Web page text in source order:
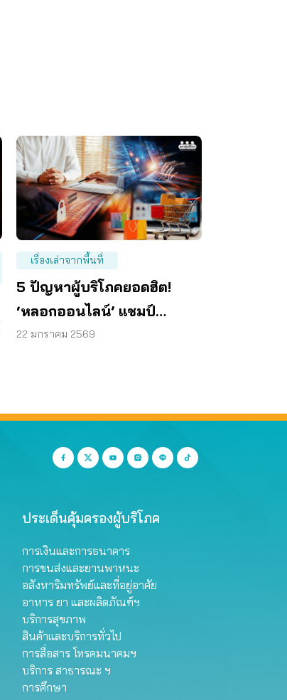
เรื่องเล่าจากพื้นที่
5 ปัญหาผู้บริโภคยอดฮิต!
‘หลอกออนไลน์’ แชมป์
เยียวยา 9.7 ล้าน
22 มกราคม 2569
ประเด็นคุ้มครองผู้บริโภค
การเงินและการธนาคาร
การขนส่งและยานพาหนะ
อสังหาริมทรัพย์และที่อยู่อาศัย
อาหาร ยา และผลิตภัณฑ์ฯ
บริการสุขภาพ
สินค้าและบริการทั่วไป
การสื่อสาร โทรคมนาคมฯ
บริการ สาธารณะ ฯ
การศึกษา